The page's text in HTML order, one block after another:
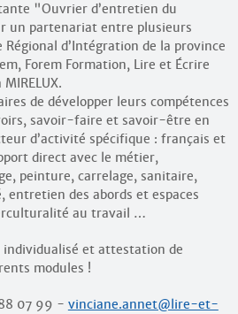
"Ouvrier d’entretien du
un partenariat entre plusieurs
d’Intégration de la province
Forem Formation, Lire et Écrire
de développer leurs compétences
savoir-faire et savoir-être en
d’activité spécifique : français et
direct avec le métier,
peinture, carrelage, sanitaire,
entretien des abords et espaces
au travail …
individualisé et attestation de
modules !
07 99 - vinciane.annet@lire-et-